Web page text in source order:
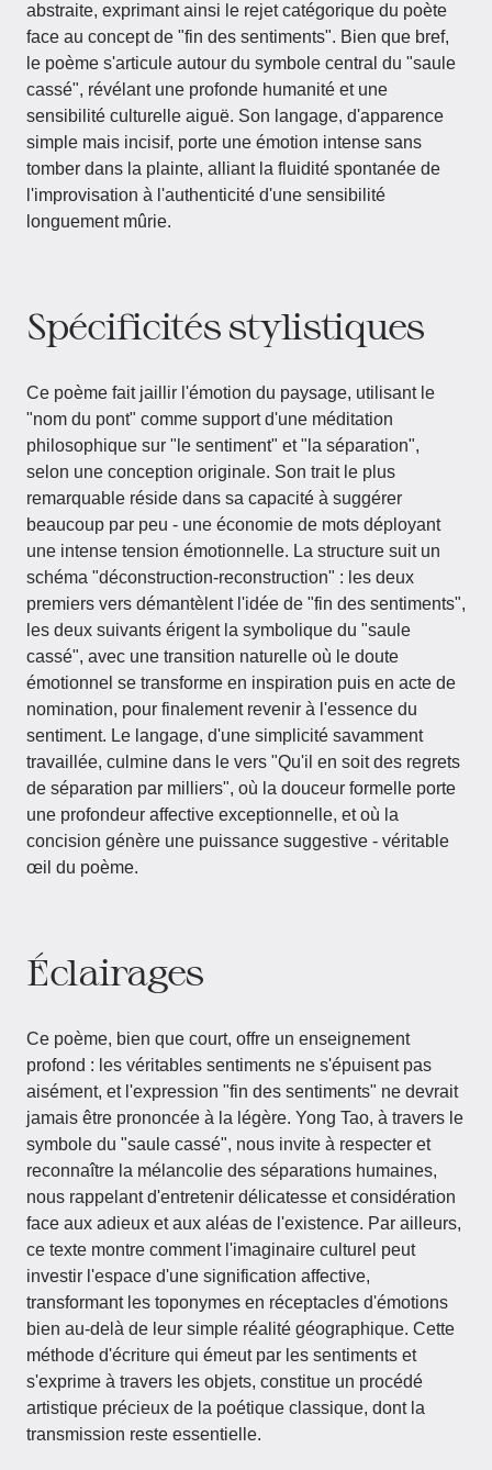
abstraite, exprimant ainsi le rejet catégorique du poète
face au concept de "fin des sentiments". Bien que bref,
le poème s'articule autour du symbole central du "saule
cassé", révélant une profonde humanité et une
sensibilité culturelle aiguë. Son langage, d'apparence
simple mais incisif, porte une émotion intense sans
tomber dans la plainte, alliant la fluidité spontanée de
l'improvisation à l'authenticité d'une sensibilité
longuement mûrie.
Spécificités stylistiques
Ce poème fait jaillir l'émotion du paysage, utilisant le
"nom du pont" comme support d'une méditation
philosophique sur "le sentiment" et "la séparation",
selon une conception originale. Son trait le plus
remarquable réside dans sa capacité à suggérer
beaucoup par peu - une économie de mots déployant
une intense tension émotionnelle. La structure suit un
schéma "déconstruction-reconstruction" : les deux
premiers vers démantèlent l'idée de "fin des sentiments",
les deux suivants érigent la symbolique du "saule
cassé", avec une transition naturelle où le doute
émotionnel se transforme en inspiration puis en acte de
nomination, pour finalement revenir à l'essence du
sentiment. Le langage, d'une simplicité savamment
travaillée, culmine dans le vers "Qu'il en soit des regrets
de séparation par milliers", où la douceur formelle porte
une profondeur affective exceptionnelle, et où la
concision génère une puissance suggestive - véritable
œil du poème.
Éclairages
Ce poème, bien que court, offre un enseignement
profond : les véritables sentiments ne s'épuisent pas
aisément, et l'expression "fin des sentiments" ne devrait
jamais être prononcée à la légère. Yong Tao, à travers le
symbole du "saule cassé", nous invite à respecter et
reconnaître la mélancolie des séparations humaines,
nous rappelant d'entretenir délicatesse et considération
face aux adieux et aux aléas de l'existence. Par ailleurs,
ce texte montre comment l'imaginaire culturel peut
investir l'espace d'une signification affective,
transformant les toponymes en réceptacles d'émotions
bien au-delà de leur simple réalité géographique. Cette
méthode d'écriture qui émeut par les sentiments et
s'exprime à travers les objets, constitue un procédé
artistique précieux de la poétique classique, dont la
transmission reste essentielle.